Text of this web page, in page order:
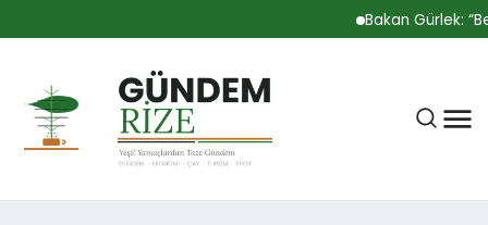
Bakan Gürlek: